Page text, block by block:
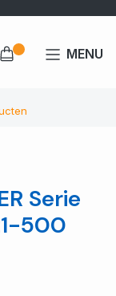
MENU
Serie
500